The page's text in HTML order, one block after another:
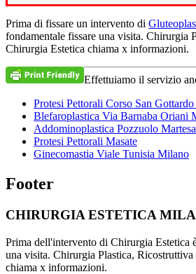
Prima di fissare un intervento di
fondamentale fissare una visita. Chirurgia
Chirurgia Estetica chiama x informazioni.
Effettuiamo il servizio
Protesi Pettorali Corso San
Blefaroplastica Via Barnaba Oriani
Addominoplastica Pozzuolo
Protesi Pettorali Masate
Ginecomastia Viale Tunisia Milano
Footer
CHIRURGIA ESTETICA
Prima dell'intervento di Chirurgia Estetica
una visita. Chirurgia Plastica,
chiama x informazioni.